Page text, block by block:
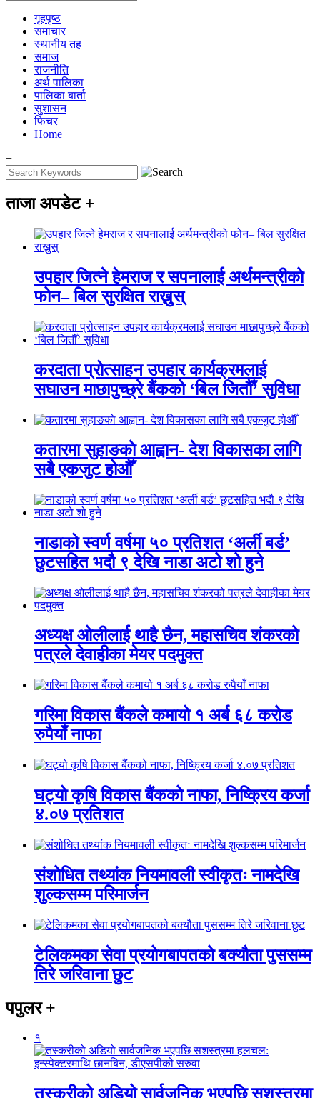
गृहपृष्‍ठ
समाचार
स्थानीय तह
समाज
राजनीति
अर्थ पालिका
पालिका बार्ता
सुशासन
फिचर
Home
+
ताजा अपडेट +
उपहार जित्ने हेमराज र सपनालाई अर्थमन्त्रीको
फोन– बिल सुरक्षित राख्नुस्
करदाता प्रोत्साहन उपहार कार्यक्रमलाई
सघाउन माछापुच्छ्रे बैंकको ‘बिल जितौँ’ सुविधा
कतारमा सुहाङकाे आह्वान- देश विकासका लागि
सबै एकजुट होऔँ
नाडाको स्वर्ण वर्षमा ५० प्रतिशत ‘अर्ली बर्ड’
छुटसहित भदौ ९ देखि नाडा अटो शो हुने
अध्यक्ष ओलीलाई थाहै छैन, महासचिव शंकरको
पत्रले देवाहीका मेयर पदमुक्त
गरिमा विकास बैंकले कमायो १ अर्ब ६८ करोड
रुपैयाँ नाफा
घट्यो कृषि विकास बैंकको नाफा, निष्क्रिय कर्जा
४.०७ प्रतिशत
संशोधित तथ्यांक नियमावली स्वीकृतः नामदेखि
शुल्कसम्म परिमार्जन
टेलिकमका सेवा प्रयोगबापतको बक्यौता पुससम्म
तिरे जरिवाना छुट
पपुलर+
१
तस्करीको अडियो सार्वजनिक भएपछि सशस्त्रमा